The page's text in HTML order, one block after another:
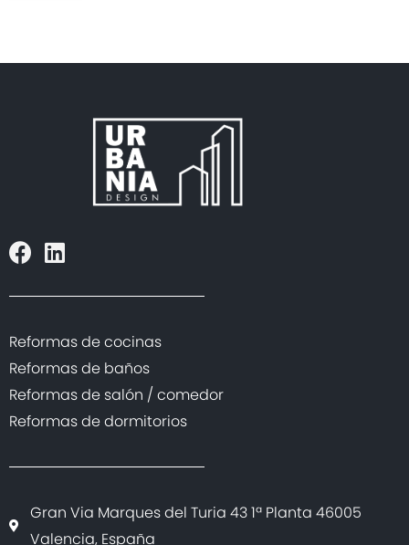
Reformas de cocinas
Reformas de baños
Reformas de salón / comedor
Reformas de dormitorios
Gran Via Marques del Turia 43 1ª Planta 46005
Valencia, España
comerciales por medios
/home/designurbania/public_html/lib/plantilla/
on line
2640
"/>